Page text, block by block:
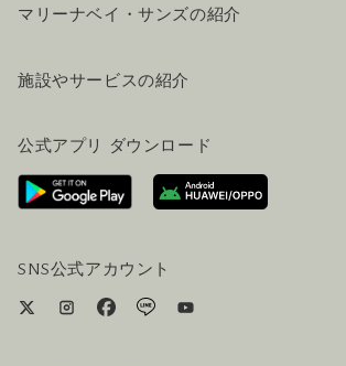
マリーナベイ・サンズの紹介
採用情報
お問い合わせ
施設やサービスの紹介
ご来場にあたって
ホテルへのアクセス
ビジター向けサービス
公式アプリ ダウンロード
SNS公式アカウント